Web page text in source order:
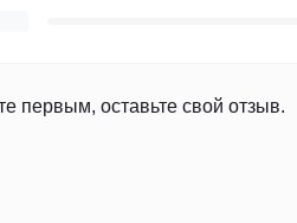
первым, оставьте свой отзыв.